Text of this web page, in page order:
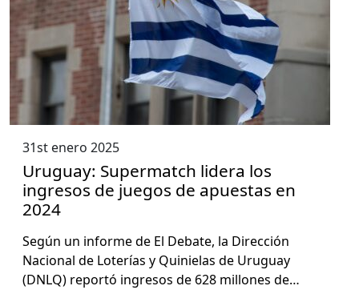
31st enero 2025
Uruguay: Supermatch lidera los
ingresos de juegos de apuestas en
2024
Según un informe de El Debate, la Direc­ción
Nacional de Loterías y Quinielas de Uruguay
(DNLQ) reportó ingre­sos de 628 mil­lones de…